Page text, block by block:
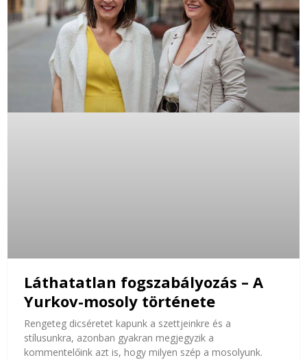
Láthatatlan fogszabályozás – A
Yurkov-mosoly története
Rengeteg dicséretet kapunk a szettjeinkre és a
stílusunkra, azonban gyakran megjegyzik a
kommentelőink azt is, hogy milyen szép a mosolyunk.